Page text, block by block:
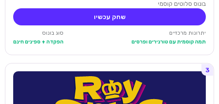
בונוס סלוטים קוסמי
שחק עכשיו
יתרונות מרכזיים
תמה קוסמית עם טורנירים ופרסים
סוג בונוס
הפקדה + ספינים חינם
3